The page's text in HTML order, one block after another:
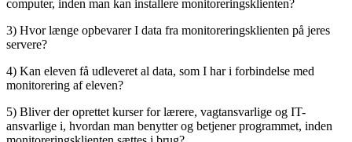
computer, inden man kan installere monitoreringsklienten?
3) Hvor længe opbevarer I data fra monitoreringsklienten på jeres
servere?
4) Kan eleven få udleveret al data, som I har i forbindelse med
monitorering af eleven?
5) Bliver der oprettet kurser for lærere, vagtansvarlige og IT-
ansvarlige i, hvordan man benytter og betjener programmet, inden